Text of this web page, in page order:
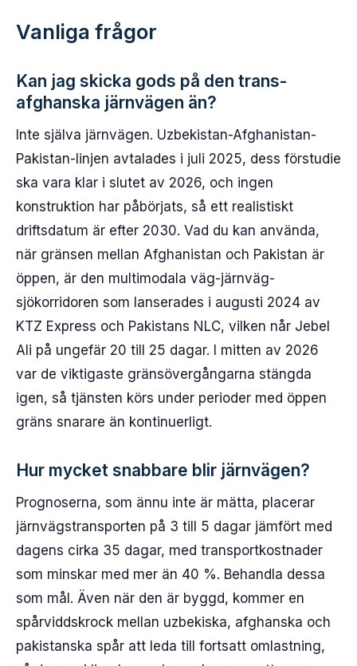
Vanliga frågor
Kan jag skicka gods på den trans-
afghanska järnvägen än?
Inte själva järnvägen. Uzbekistan-Afghanistan-
Pakistan-linjen avtalades i juli 2025, dess förstudie
ska vara klar i slutet av 2026, och ingen
konstruktion har påbörjats, så ett realistiskt
driftsdatum är efter 2030. Vad du kan använda,
när gränsen mellan Afghanistan och Pakistan är
öppen, är den multimodala väg-järnväg-
sjökorridoren som lanserades i augusti 2024 av
KTZ Express och Pakistans NLC, vilken når Jebel
Ali på ungefär 20 till 25 dagar. I mitten av 2026
var de viktigaste gränsövergångarna stängda
igen, så tjänsten körs under perioder med öppen
gräns snarare än kontinuerligt.
Hur mycket snabbare blir järnvägen?
Prognoserna, som ännu inte är mätta, placerar
järnvägstransporten på 3 till 5 dagar jämfört med
dagens cirka 35 dagar, med transportkostnader
som minskar med mer än 40 %. Behandla dessa
som mål. Även när den är byggd, kommer en
spårviddskrock mellan uzbekiska, afghanska och
pakistanska spår att leda till fortsatt omlastning,